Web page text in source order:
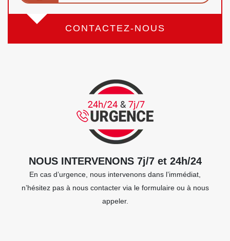
CONTACTEZ-NOUS
NOUS INTERVENONS 7j/7 et 24h/24
En cas d’urgence, nous intervenons dans l’immédiat,
n’hésitez pas à nous contacter via le formulaire ou à nous
appeler.